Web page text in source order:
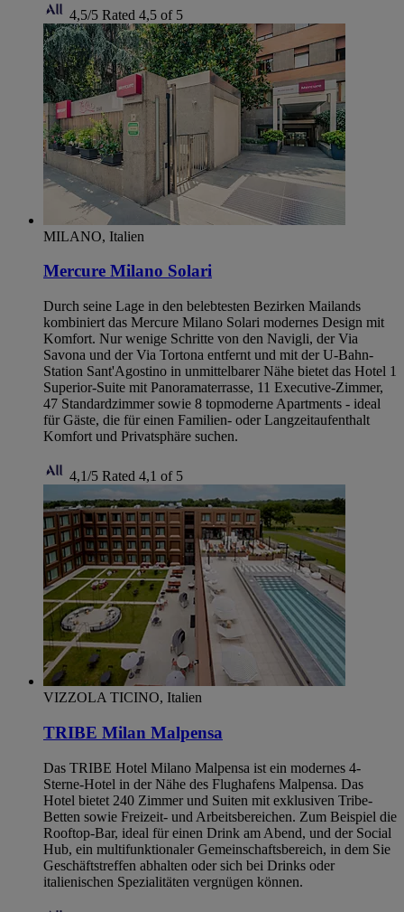
4,5/5 Rated 4,5 of 5
MILANO, Italien
Mercure Milano Solari
Durch seine Lage in den belebtesten Bezirken Mailands
kombiniert das Mercure Milano Solari modernes Design mit
Komfort. Nur wenige Schritte von den Navigli, der Via
Savona und der Via Tortona entfernt und mit der U-Bahn-
Station Sant'Agostino in unmittelbarer Nähe bietet das Hotel 1
Superior-Suite mit Panoramaterrasse, 11 Executive-Zimmer,
47 Standardzimmer sowie 8 topmoderne Apartments - ideal
für Gäste, die für einen Familien- oder Langzeitaufenthalt
Komfort und Privatsphäre suchen.
4,1/5 Rated 4,1 of 5
VIZZOLA TICINO, Italien
TRIBE Milan Malpensa
Das TRIBE Hotel Milano Malpensa ist ein modernes 4-
Sterne-Hotel in der Nähe des Flughafens Malpensa. Das
Hotel bietet 240 Zimmer und Suiten mit exklusiven Tribe-
Betten sowie Freizeit- und Arbeitsbereichen. Zum Beispiel die
Rooftop-Bar, ideal für einen Drink am Abend, und der Social
Hub, ein multifunktionaler Gemeinschaftsbereich, in dem Sie
Geschäftstreffen abhalten oder sich bei Drinks oder
italienischen Spezialitäten vergnügen können.